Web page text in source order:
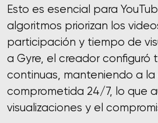
Esto es esencial para
algoritmos priorizan los
participación y tiempo de
a Gyre, el creador configuró
continuas, manteniendo a la
comprometida 24/7, lo que
visualizaciones y el